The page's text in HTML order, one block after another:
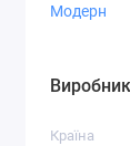
Модерн
Країна